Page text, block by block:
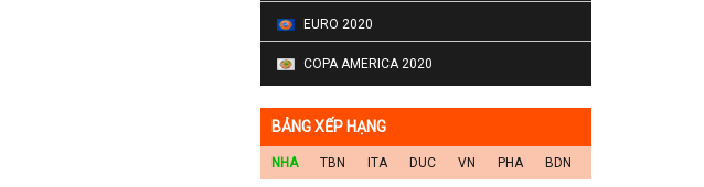
EURO 2020
COPA AMERICA 2020
BẢNG XẾP HẠNG
NHA TBN ITA DUC VN PHA BDN